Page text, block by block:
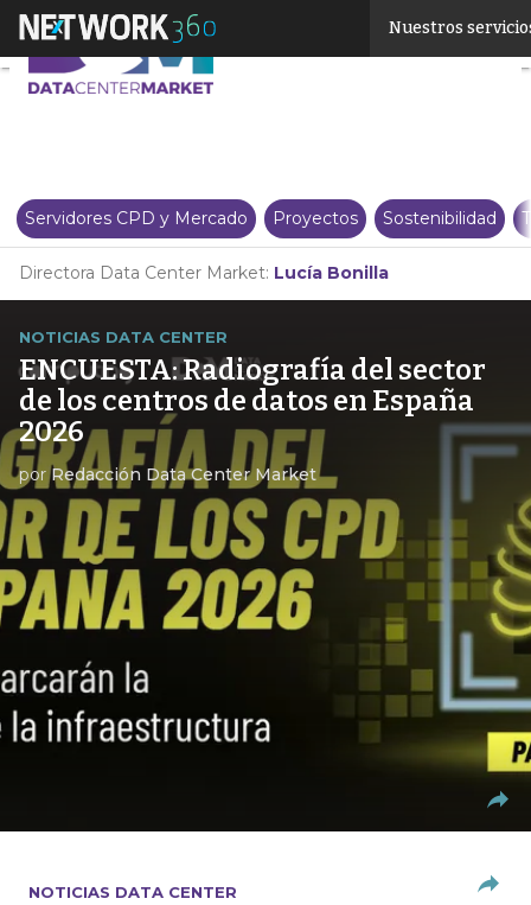
Nuestros
Servidores CPD y Mercado Proyectos Sostenibilidad
Directora Data Center Market: Lucía Bonilla
NOTICIAS DATA CENTER
ENCUESTA: Radiografía del sector
de los centros de datos en España
2026
porRedacción Data Center Market
NOTICIAS DATA CENTER